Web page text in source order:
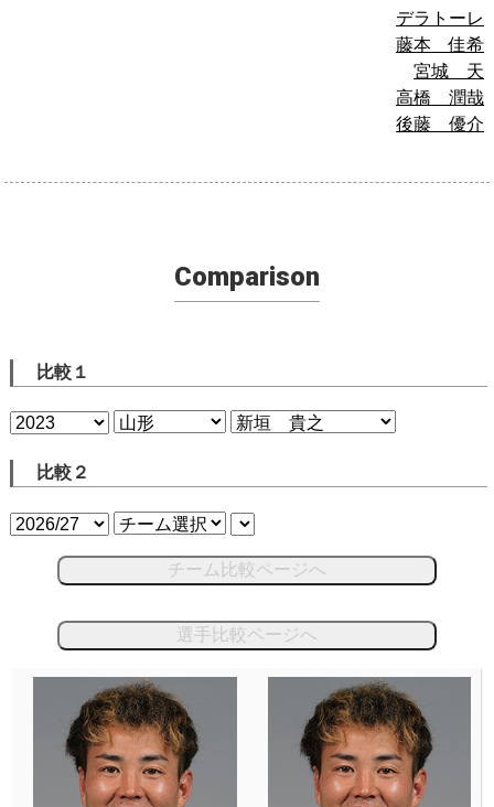
デラトーレ
藤本 佳希
宮城 天
高橋 潤哉
後藤 優介
Comparison
比較１
比較２
チーム比較ページへ
選手比較ページへ